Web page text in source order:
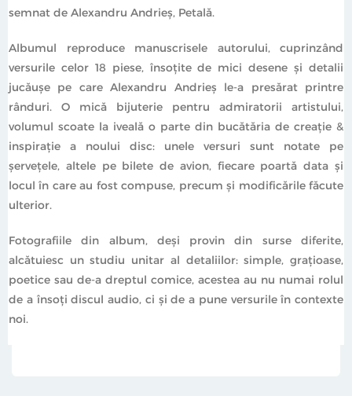
semnat de Alexandru Andrieş, Petală.
Albumul reproduce manuscrisele autorului, cuprinzând
versurile celor 18 piese, însoţite de mici desene şi detalii
jucăuşe pe care Alexandru Andrieş le-a presărat printre
rânduri. O mică bijuterie pentru admiratorii artistului,
volumul scoate la iveală o parte din bucătăria de creaţie &
inspiraţie a noului disc: unele versuri sunt notate pe
şerveţele, altele pe bilete de avion, fiecare poartă data şi
locul în care au fost compuse, precum şi modificările făcute
ulterior.
Fotografiile din album, deşi provin din surse diferite,
alcătuiesc un studiu unitar al detaliilor: simple, graţioase,
poetice sau de-a dreptul comice, acestea au nu numai rolul
de a însoţi discul audio, ci şi de a pune versurile în contexte
noi.